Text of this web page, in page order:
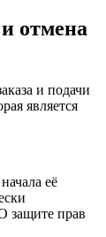
отмена
и подачи
является
её
защите прав